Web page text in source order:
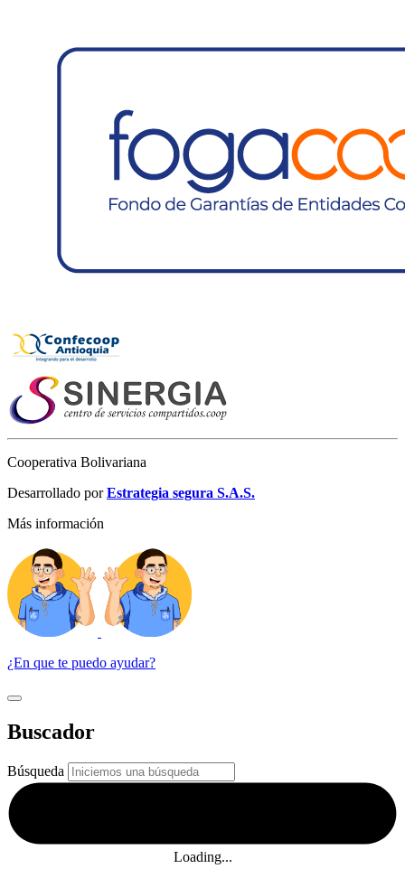
Cooperativa Bolivariana
Desarrollado porEstrategia segura S.A.S.
Más información
¿En que te puedo ayudar?
Buscador
Búsqueda
Loading...